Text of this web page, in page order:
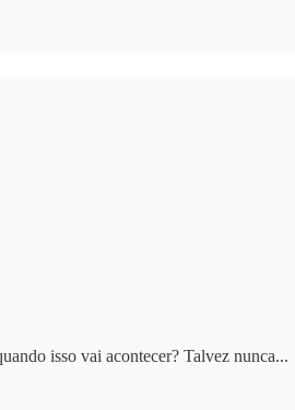
isso vai acontecer? Talvez nunca...